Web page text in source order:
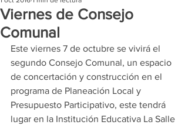
Viernes de Consejo
Comunal
Este viernes 7 de octubre se vivirá el
segundo Consejo Comunal, un espacio
de concertación y construcción en el
programa de Planeación Local y
Presupuesto Participativo, este tendrá
lugar en la Institución Educativa La Salle